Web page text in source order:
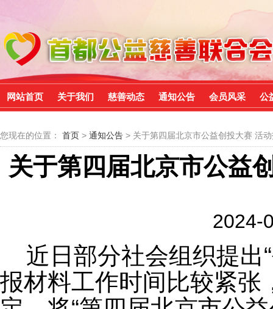
网站首页 关于我们 慈善动态 通知公告 会员风采 公
您现在的位置： 首页 > 通知公告 > 关于第四届北京市公益创投大赛 活
关于第四届北京市公益
2024-
近日部分社会组织提出
报材料工作时间比较紧张